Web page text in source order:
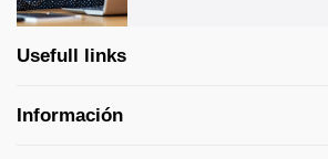
Usefull links
Información